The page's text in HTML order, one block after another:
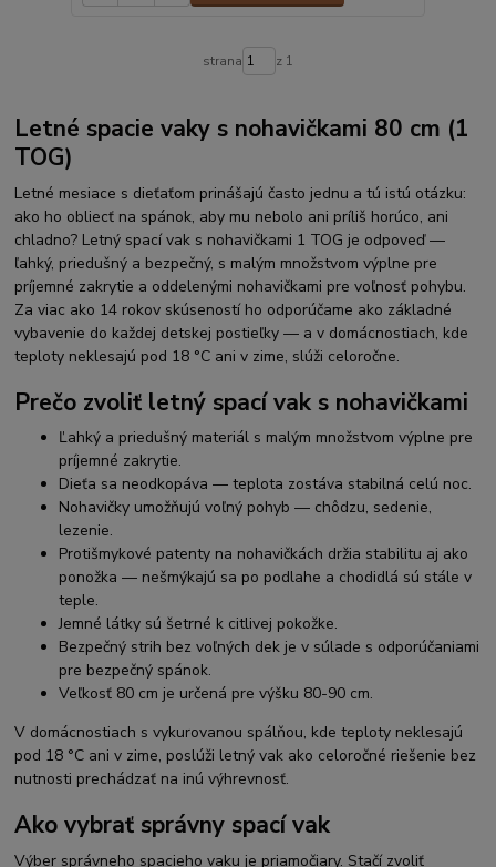
strana z 1
Letné spacie vaky s nohavičkami 80 cm (1
TOG)
Letné mesiace s dieťaťom prinášajú často jednu a tú istú otázku:
ako ho obliecť na spánok, aby mu nebolo ani príliš horúco, ani
chladno? Letný spací vak s nohavičkami 1 TOG je odpoveď —
ľahký, priedušný a bezpečný, s malým množstvom výplne pre
príjemné zakrytie a oddelenými nohavičkami pre voľnosť pohybu.
Za viac ako 14 rokov skúseností ho odporúčame ako základné
vybavenie do každej detskej postieľky — a v domácnostiach, kde
teploty neklesajú pod 18 °C ani v zime, slúži celoročne.
Prečo zvoliť letný spací vak s nohavičkami
Ľahký a priedušný materiál s malým množstvom výplne pre
príjemné zakrytie.
Dieťa sa neodkopáva — teplota zostáva stabilná celú noc.
Nohavičky umožňujú voľný pohyb — chôdzu, sedenie,
lezenie.
Protišmykové patenty na nohavičkách držia stabilitu aj ako
ponožka — nešmýkajú sa po podlahe a chodidlá sú stále v
teple.
Jemné látky sú šetrné k citlivej pokožke.
Bezpečný strih bez voľných dek je v súlade s odporúčaniami
pre bezpečný spánok.
Veľkosť 80 cm je určená pre výšku 80-90 cm.
V domácnostiach s vykurovanou spálňou, kde teploty neklesajú
pod 18 °C ani v zime, poslúži letný vak ako celoročné riešenie bez
nutnosti prechádzať na inú výhrevnosť.
Ako vybrať správny spací vak
Výber správneho spacieho vaku je priamočiary. Stačí zvoliť